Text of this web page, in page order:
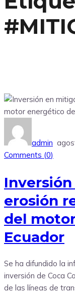
admin
Comments (0)
erosión
del
Ecuador
Se ha difundido la
inversión de Coca
de las líneas de